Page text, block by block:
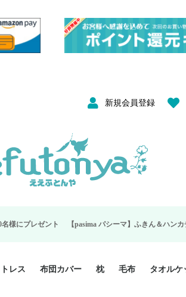
新規会員登録
pasima パシーマ】ふきん＆ハンカチ ダブルプレゼント
レス 布団カバー 枕 毛布 タオルケ